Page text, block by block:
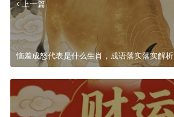
上一篇
恼羞成怒代表是什么生肖，成语落实落实解析